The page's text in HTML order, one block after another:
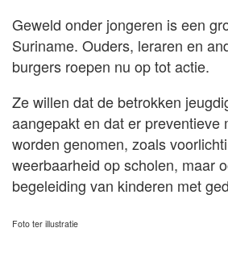
Geweld onder jongeren is een
Suriname. Ouders, leraren en
burgers roepen nu op tot actie.
Ze willen dat de betrokken
aangepakt en dat er preventieve
worden genomen, zoals
weerbaarheid op scholen, maar
begeleiding van kinderen met
Foto ter illustratie